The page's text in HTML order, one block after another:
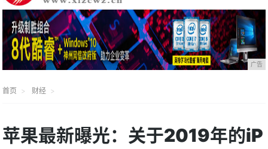
广告
首页 财经
苹果最新曝光：关于2019年的iP